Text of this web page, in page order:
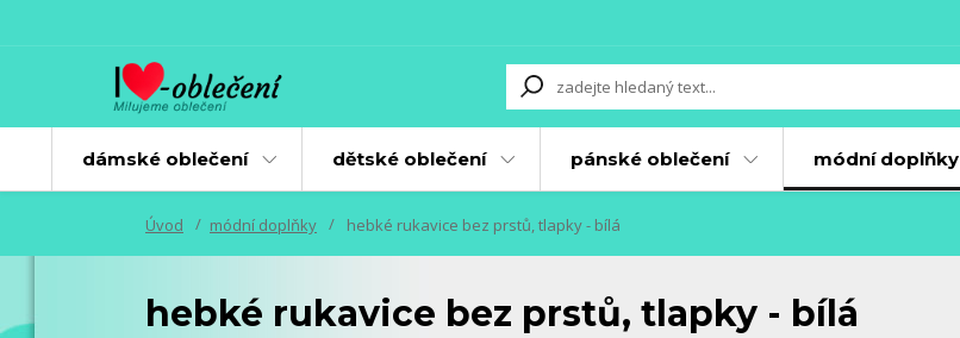
dámské oblečení dětské oblečení pánské oblečení módní doplňky
Úvod módní doplňky hebké rukavice bez prstů, tlapky - bílá
hebké rukavice bez prstů, tlapky - bílá